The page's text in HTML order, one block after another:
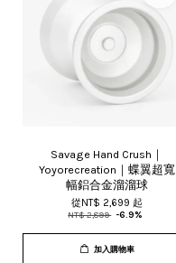
Savage Hand Crush｜
Yoyorecreation｜蝶翼超寬
幅鋁合金溜溜球
從NT$ 2,699 起
NT$ 2,899 -6.9%
加入購物車